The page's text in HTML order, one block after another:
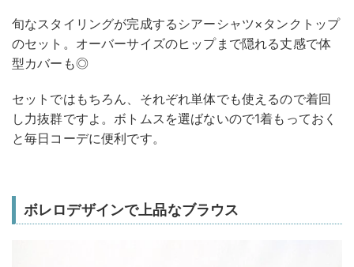
旬なスタイリングが完成するシアーシャツ×タンクトップ
のセット。オーバーサイズのヒップまで隠れる丈感で体
型カバーも◎
セットではもちろん、それぞれ単体でも使えるので着回
し力抜群ですよ。ボトムスを選ばないので1着もっておく
と毎日コーデに便利です。
ボレロデザインで上品なブラウス